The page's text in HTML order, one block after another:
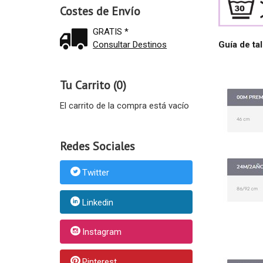
Costes de Envío
GRATIS *
Consultar Destinos
Tu Carrito (0)
El carrito de la compra está vacío
Redes Sociales
Twitter
Linkedin
Instagram
Guía de